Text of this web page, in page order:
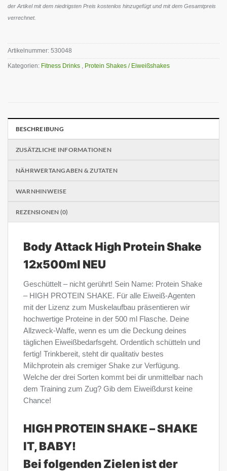
der Artikel mit dem niedrigsten Preis kostenlos hinzugefügt und mit dem Gesamtpreis
verrechnet.
Artikelnummer: 530048
Kategorien: Fitness Drinks , Protein Shakes / Eiweißshakes
BESCHREIBUNG
ZUSÄTZLICHE INFORMATIONEN
NÄHRWERTANGABEN & ZUTATEN
WARNHINWEISE
REZENSIONEN (0)
Body Attack High Protein Shake
12x500ml NEU
Geschüttelt – nicht gerührt! Sein Name: Protein Shake
– HIGH PROTEIN SHAKE. Für alle Eiweiß-Agenten
mit der Lizenz zum Muskelaufbau präsentieren wir
hochwertige Proteine in der 500 ml Flasche. Deine
Allzweck-Waffe, wenn es um die Deckung deines
täglichen Eiweißbedarfsgeht. Ordentlich schütteln und
fertig! Trinkbereit, steht dir qualitativ bestes
Milchprotein als cremiger Shake zur Verfügung.
Welche der drei Sorten kommt bei dir unmittelbar nach
dem Training zum Zug? Gib dem Eiweißdurst keine
Chance!
HIGH PROTEIN SHAKE – SHAKE
IT, BABY!
Bei folgenden Zielen ist der